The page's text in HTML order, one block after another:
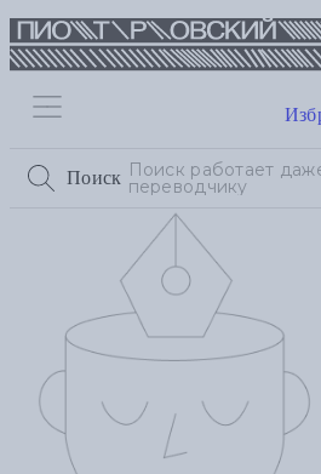
Поиск